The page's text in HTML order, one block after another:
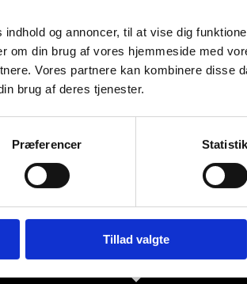
og annoncer, til at vise dig
om din brug af vores hjemmeside med
Vores partnere kan kombinere disse
brug af deres tjenester.
Præferencer Statistik
Tillad valgte